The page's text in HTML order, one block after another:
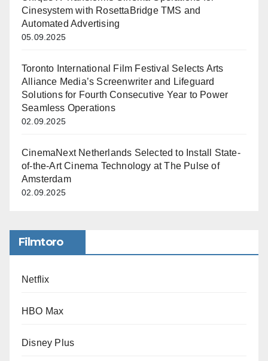
Cinesystem with RosettaBridge TMS and
Automated Advertising
05.09.2025
Toronto International Film Festival Selects Arts
Alliance Media’s Screenwriter and Lifeguard
Solutions for Fourth Consecutive Year to Power
Seamless Operations
02.09.2025
CinemaNext Netherlands Selected to Install State-
of-the-Art Cinema Technology at The Pulse of
Amsterdam
02.09.2025
Filmtoro
Netflix
HBO Max
Disney Plus